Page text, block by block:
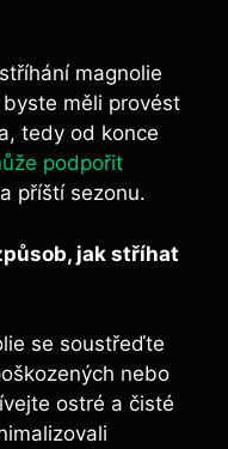
magnolie
⁣měli ​provést
tedy od konce
podpořit
příští sezonu.
jak stříhat
se ‌soustřeďte
nebo
ostré a čisté